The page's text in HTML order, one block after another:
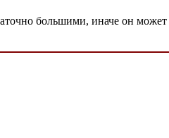
большими, иначе он может